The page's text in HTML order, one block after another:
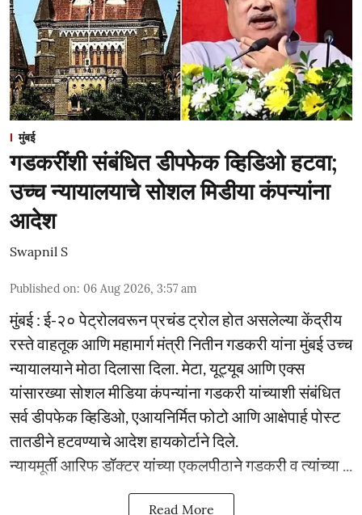
मुंबई
गडकरींशी संबंधित डीपफेक व्हिडिओ हटवा;
उच्च न्यायालयाचे सोशल मिडीया कंपन्यांना
आदेश
Swapnil S
Published on: 06 Aug 2026, 3:57 am
मुंबई : ई-२० पेट्रोलवरून प्रचंड ट्रोल होत असलेल्या केंद्रीय
रस्ते वाहतूक आणि महामार्ग मंत्री नितीन गडकरी यांना मुंबई उच्च
न्यायालयाने मोठा दिलासा दिला. मेटा, यूट्यूब आणि एक्स
यांसारख्या सोशल मीडिया कंपन्यांना गडकरी यांच्याशी संबंधित
सर्व डीपफेक व्हिडिओ, एआयनिर्मित फोटो आणि आक्षेपार्ह पोस्ट
तातडीने हटवण्याचे आदेश हायकोर्टाने दिले.
न्यायमूर्ती आरिफ डॉक्टर यांच्या एकलपीठाने गडकरी व त्यांच्या ...
Read More